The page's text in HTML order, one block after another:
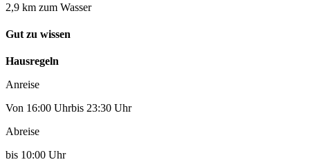
2,9 km zum Wasser
Gut zu wissen
Hausregeln
Anreise
Von 16:00 Uhrbis 23:30 Uhr
Abreise
bis 10:00 Uhr